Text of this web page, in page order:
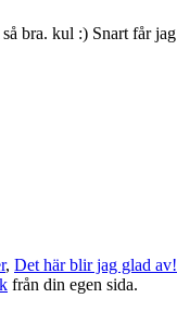
bra. kul :) Snart får
, Det här blir jag glad av!
från din egen sida.